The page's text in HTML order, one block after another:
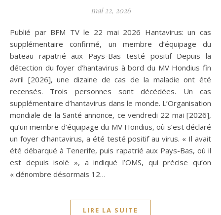
mai 22, 2026
Publié par BFM TV le 22 mai 2026 Hantavirus: un cas
supplémentaire confirmé, un membre d’équipage du
bateau rapatrié aux Pays-Bas testé positif Depuis la
détection du foyer d’hantavirus à bord du MV Hondius fin
avril [2026], une dizaine de cas de la maladie ont été
recensés. Trois personnes sont décédées. Un cas
supplémentaire d’hantavirus dans le monde. L’Organisation
mondiale de la Santé annonce, ce vendredi 22 mai [2026],
qu’un membre d’équipage du MV Hondius, où s’est déclaré
un foyer d’hantavirus, a été testé positif au virus. « Il avait
été débarqué à Tenerife, puis rapatrié aux Pays-Bas, où il
est depuis isolé », a indiqué l’OMS, qui précise qu’on
« dénombre désormais 12…
LIRE LA SUITE